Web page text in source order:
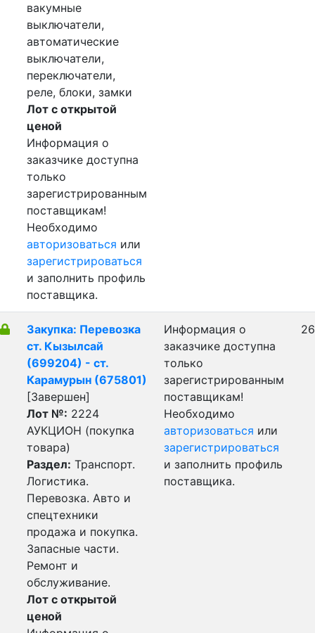
вакумные
выключатели,
автоматические
выключатели,
переключатели,
реле, блоки, замки
Лот с открытой
ценой
Информация о
заказчике доступна
только
зарегистрированным
поставщикам!
Необходимо
авторизоваться или
зарегистрироваться
и заполнить профиль
поставщика.
Закупка: Перевозка
ст. Кызылсай
(699204) - ст.
Карамурын (675801)
[Завершен]
Лот №: 2224
АУКЦИОН (покупка
товара)
Раздел: Транспорт.
Логистика.
Перевозка. Авто и
спецтехники
продажа и покупка.
Запасные части.
Ремонт и
обслуживание.
Лот с открытой
ценой
Информация о
заказчике доступна
только
зарегистрированным
поставщикам!
Необходимо
авторизоваться или
зарегистрироваться
и заполнить профиль
поставщика.